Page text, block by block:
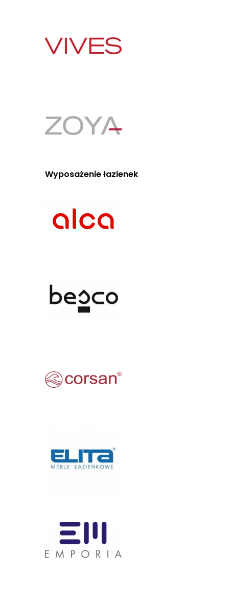
Wyposażenie łazienek